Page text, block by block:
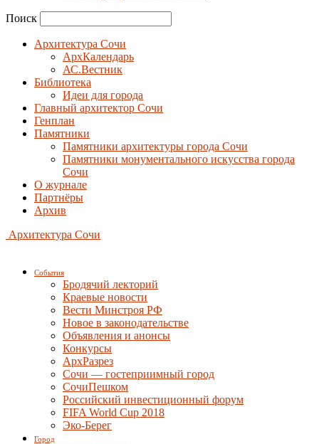
Поиск
Архитектура Сочи
АрхКалендарь
АС.Вестник
Библиотека
Идеи для города
Главный архитектор Сочи
Генплан
Памятники
Памятники архитектуры города Сочи
Памятники монументального искусства города
Сочи
О журнале
Партнёры
Архив
Архитектура Сочи
События
Бродячий лекторий
Краевые новости
Вести Минстроя РФ
Новое в законодательстве
Объявления и анонсы
Конкурсы
АрхРазрез
Сочи — гостеприимный город
СочиПешком
Российский инвестиционный форум
FIFA World Cup 2018
Эко-Берег
Город